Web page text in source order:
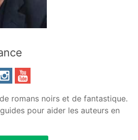
romans noirs et de fantastique.
pour aider les auteurs en